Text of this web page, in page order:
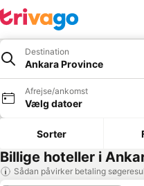
Destination
Ankara Province
Afrejse/ankomst
Vælg datoer
Sorter
Billige hoteller i
Sådan påvirker betaling